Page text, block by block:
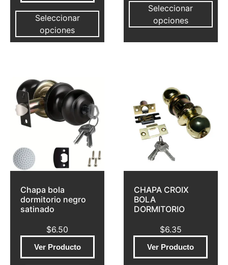
Seleccionar
opciones
Seleccionar
opciones
Chapa bola
dormitorio negro
satinado
$6.50
Ver Producto
CHAPA CROIX
BOLA
DORMITORIO
$6.35
Ver Producto